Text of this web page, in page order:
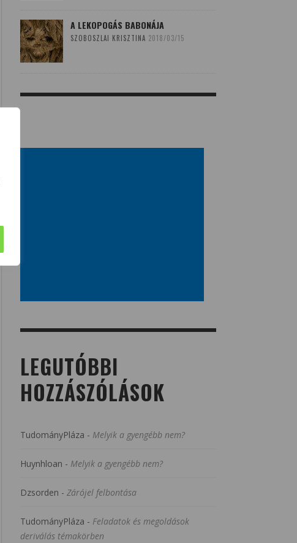
A LEKOPOGÁS BABONÁJA
SZOBOSZLAI KRISZTINA 2018/03/15
LEGUTÓBBI
HOZZÁSZÓLÁSOK
TudományPláza - Melyik a gyengébb nem?
Huynhloan - Melyik a gyengébb nem?
Dzsorden - Zárójel felbontása
TudományPláza - Feladatok és megoldások
deriválás témakörben